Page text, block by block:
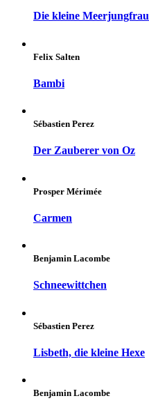
Die kleine Meerjungfrau
Felix Salten
Bambi
Sébastien Perez
Der Zauberer von Oz
Prosper Mérimée
Carmen
Benjamin Lacombe
Schneewittchen
Sébastien Perez
Lisbeth, die kleine Hexe
Benjamin Lacombe